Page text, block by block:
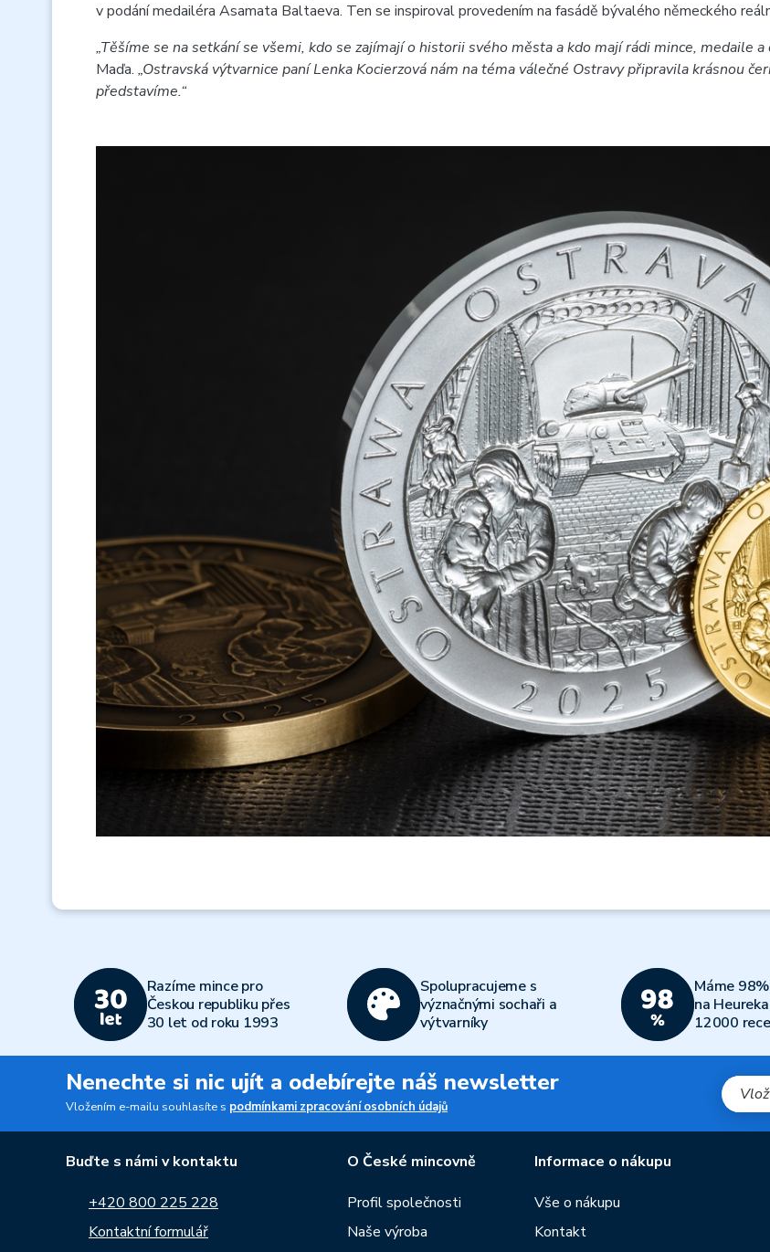
v podání medailéra Asamata Baltaeva. Ten se inspiroval provedením na fasádě bývalého německého
„Těšíme se na setkání se všemi, kdo se zajímají o historii svého města a kdo mají rádi mince, medaile
Maďa. „Ostravská výtvarnice paní Lenka Kocierzová nám na téma válečné Ostravy připravila krásnou
představíme.“
Razíme mince pro
Českou republiku přes
30 let od roku 1993
Spolupracujeme s
význačnými sochaři a
výtvarníky
Máme
na
12000
Nenechte si nic ujít a odebírejte náš newsletter
Vložením e-mailu souhlasíte s podmínkami zpracování osobních údajů
Buďte s námi v kontaktu
+420 800 225 228
Kontaktní formulář
O České mincovně
Profil společnosti
Naše výroba
Informace o nákupu
Vše o nákupu
Kontakt